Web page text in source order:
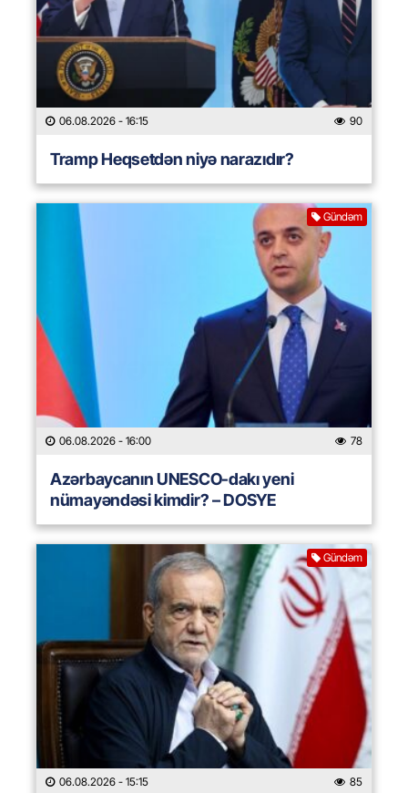
06.08.2026 - 16:15 90
Tramp Heqsetdən niyə narazıdır?
Gündəm
06.08.2026 - 16:00 78
Azərbaycanın UNESCO-dakı yeni
nümayəndəsi kimdir? – DOSYE
Gündəm
06.08.2026 - 15:15 85